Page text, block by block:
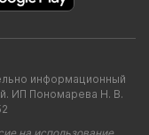
информационный
ИП Пономарева Н. В.